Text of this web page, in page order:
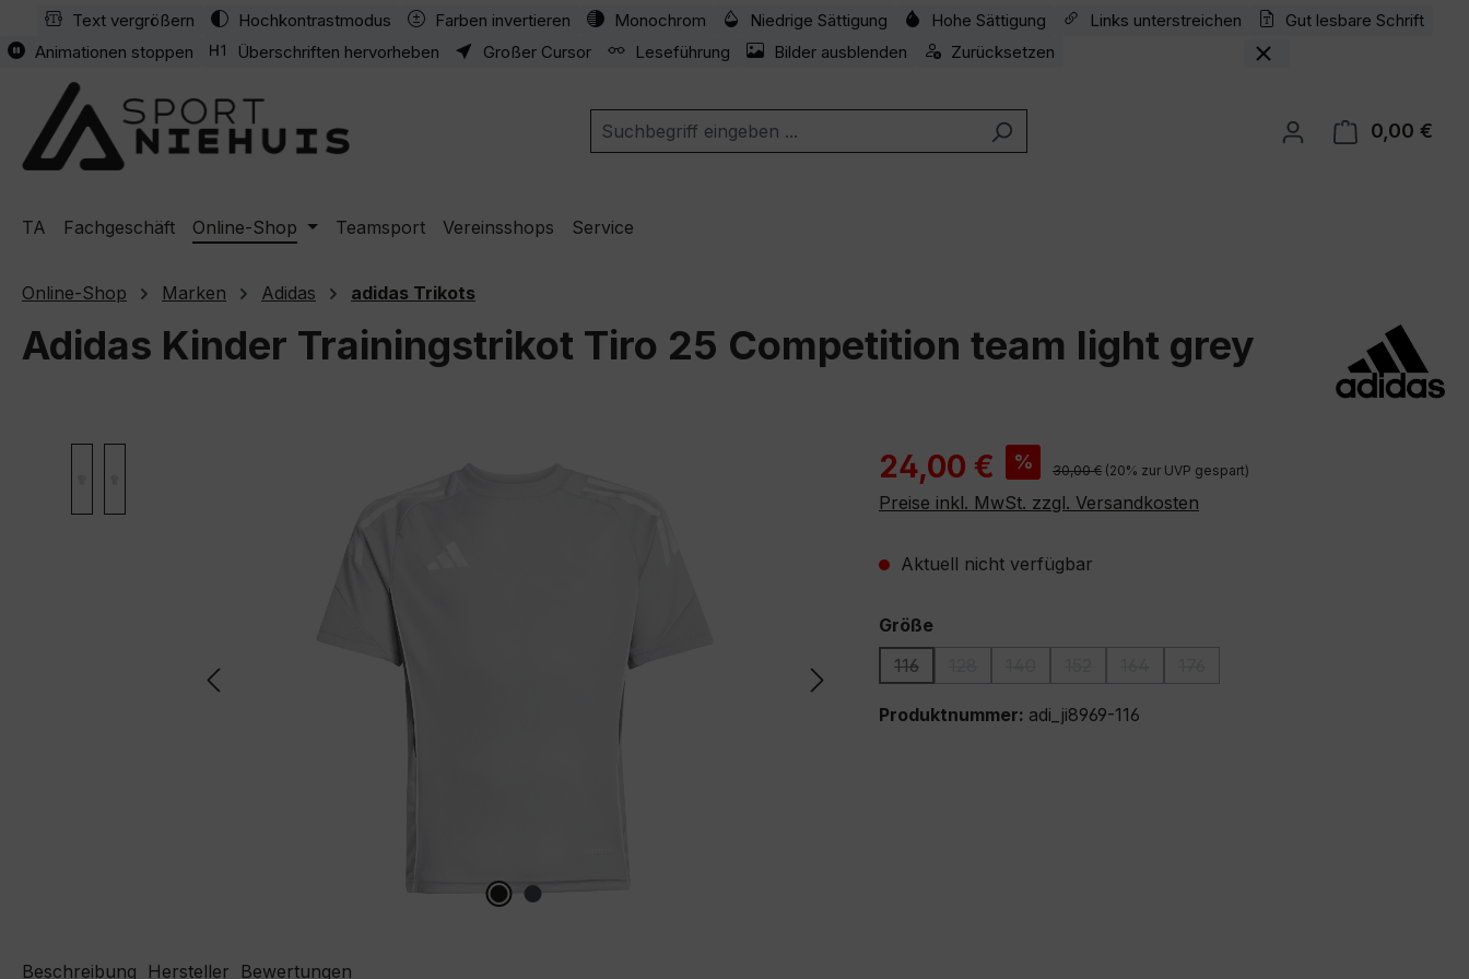
Hauptinhalt springen
Zur Suche springen
Zur Hauptnavigation springen
Text vergrößern Hochkontrastmodus Farben invertieren Monochrom Niedrige Sättigung Hohe Sättigung Links unterstreichen
Gut lesbare Schrift
Animationen stoppen
Überschriften hervorheben Großer Cursor Leseführung Bilder ausblenden Zurücksetzen
0,00 €
TA Fachgeschäft Online-Shop Teamsport Vereinsshops Service
Online-Shop Marken Adidas adidas Trikots
Adidas Kinder Trainingstrikot Tiro 25 Competition team light grey
Verkaufspreis:
24,00 € % Regulärer Preis:
30,00 € (20% zur UVP gespart)
Preise inkl. MwSt. zzgl. Versandkosten
Aktuell nicht verfügbar
Größeauswählen
116
(Diese Option ist zurzeit nicht verfügbar.)
Produktnummer: adi_ji8969-116
Beschreibung Hersteller Bewertungen